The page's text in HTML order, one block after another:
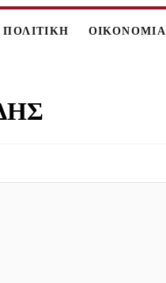
ΠΟΛΙΤΙΚΗ ΟΙΚΟΝΟΜΙΑ